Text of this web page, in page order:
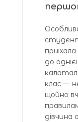
до
клас —
щойно
дівчина